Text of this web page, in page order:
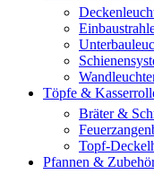
Töpfe &
Bräter &
Topf-
Pfannen &